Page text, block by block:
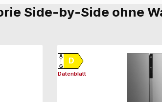
Side-by-Side ohne
D
A
G
Datenblatt